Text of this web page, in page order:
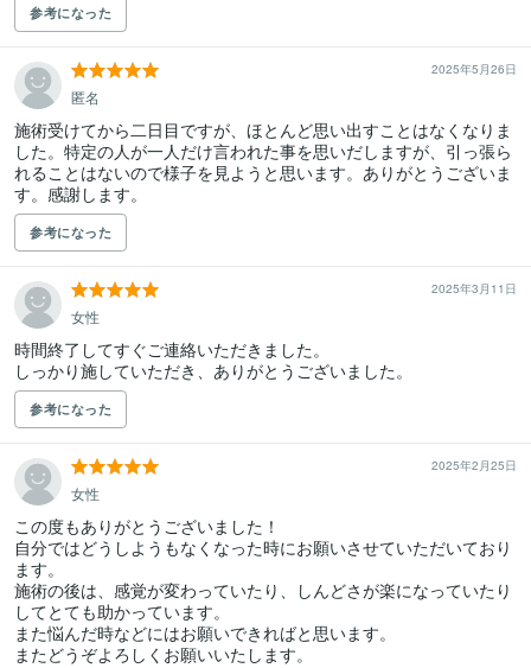
参考になった
2025年5月26日
匿名
施術受けてから二日目ですが、ほとんど思い出すことはなくなりま
した。特定の人が一人だけ言われた事を思いだしますが、引っ張ら
れることはないので様子を見ようと思います。ありがとうございま
す。感謝します。
参考になった
2025年3月11日
女性
時間終了してすぐご連絡いただきました。
しっかり施していただき、ありがとうございました。
参考になった
2025年2月25日
女性
この度もありがとうございました！
自分ではどうしようもなくなった時にお願いさせていただいており
ます。
施術の後は、感覚が変わっていたり、しんどさが楽になっていたり
してとても助かっています。
また悩んだ時などにはお願いできればと思います。
またどうぞよろしくお願いいたします。